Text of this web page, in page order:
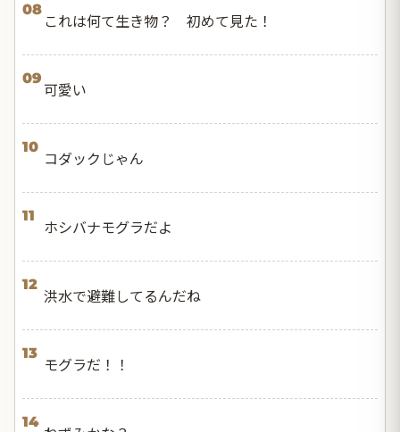
08
これは何て生き物？ 初めて見た！
09
可愛い
10
コダックじゃん
11
ホシバナモグラだよ
12
洪水で避難してるんだね
13
モグラだ！！
14